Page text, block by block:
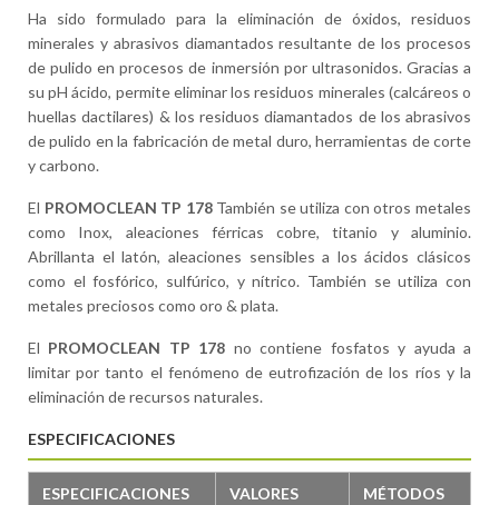
Ha sido formulado para la eliminación de óxidos, residuos
minerales y abrasivos diamantados resultante de los procesos
de pulido en procesos de inmersión por ultrasonidos. Gracias a
su pH ácido, permite eliminar los residuos minerales (calcáreos o
huellas dactilares) & los residuos diamantados de los abrasivos
de pulido en la fabricación de metal duro, herramientas de corte
y carbono.
El PROMOCLEAN TP 178También se utiliza con otros metales
como Inox, aleaciones férricas cobre, titanio y aluminio.
Abrillanta el latón, aleaciones sensibles a los ácidos clásicos
como el fosfórico, sulfúrico, y nítrico. También se utiliza con
metales preciosos como oro & plata.
El PROMOCLEAN TP 178 no contiene fosfatos y ayuda a
limitar por tanto el fenómeno de eutrofización de los ríos y la
eliminación de recursos naturales.
ESPECIFICACIONES
ESPECIFICACIONES VALORES MÉTODOS